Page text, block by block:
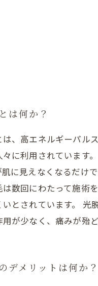
は何か？
は、高エネルギーパル
々に利用されています
肌に見えなくなるだけ
は数回にわたって施術
いとされています。 光
用が少なく、痛みが殆
デメリットは何か？